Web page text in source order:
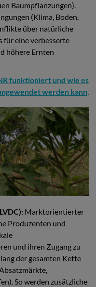
Baumpflanzungen).
(Klima, Boden,
über natürliche
für eine verbesserte
höhere Ernten
funktioniert und wie es
werden kann.
Marktorientierter
Produzenten und
und ihren Zugang zu
der gesamten Kette
So werden zusätzliche